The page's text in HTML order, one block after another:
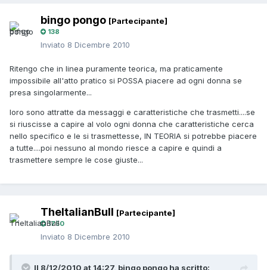
bingo pongo [Partecipante]
138
Inviato 8 Dicembre 2010
Ritengo che in linea puramente teorica, ma praticamente
impossibile all'atto pratico si POSSA piacere ad ogni donna se
presa singolarmente...
loro sono attratte da messaggi e caratteristiche che trasmetti....se
si riuscisse a capire al volo ogni donna che caratteristiche cerca
nello specifico e le si trasmettesse, IN TEORIA si potrebbe piacere
a tutte....poi nessuno al mondo riesce a capire e quindi a
trasmettere sempre le cose giuste...
TheItalianBull [Partecipante]
1750
Inviato 8 Dicembre 2010
Il 8/12/2010 at 14:27, bingo pongo ha scritto: